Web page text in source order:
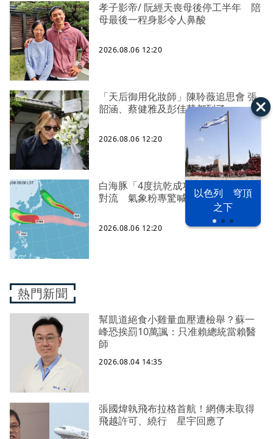
以色列 穹頂
之下
孝子影帝/ 阮經天喪母後停工半年 陪
母最後一程身影令人鼻酸
2026.08.06 12:20
「天后御用化妝師」陳聆薇追思會 張
韶涵、蔡健雅及彭佳慧都到了
2026.08.06 12:20
白海豚「4度抗乾成功」！眼牆又爆發
對流 氣象粉專驚喊：是頑強的勇士
2026.08.06 12:20
熱門新聞
幫凱道絕食小雞量血壓遭檢舉？蘇一
峰恐挨罰10萬諷：只准賴總統當賴醫
師
2026.08.04 14:35
張國煒執飛布拉格首航！網傳未取得
飛越許可、繞行 星宇回應了